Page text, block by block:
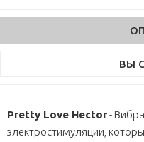
ВЫ
Pretty Love Hector-
электростимуляции,